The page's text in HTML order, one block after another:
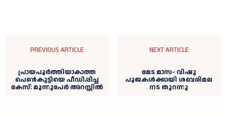
PREVIOUS ARTICLE
പ്രായപൂര്‍ത്തിയാകാത്ത
പെണ്‍കുട്ടിയെ പീഡിപ്പിച്ച
കേസ്: മൂന്നുപേര്‍ അറസ്റ്റില്‍
NEXT ARTICLE
മേട മാസ- വിഷു
പൂജകള്‍ക്കായി ശബരിമല
നട തുറന്നു